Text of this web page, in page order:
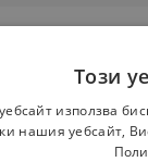
Този
използва
нашия уебсайт,